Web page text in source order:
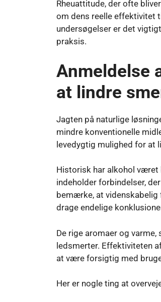
Rheuattitude, der ofte
om dens reelle effektivitet
undersøgelser er det
praksis.
Anmeldelse
at lindre
Jagten på naturlige
mindre konventionelle
levedygtig mulighed for at
Historisk har alkohol
indeholder forbindelser,
bemærke, at
drage endelige
De rige aromaer og
ledsmerter. Effektiviteten
at være forsigtig med
Her er nogle ting at